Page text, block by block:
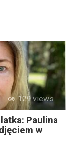
129 views
Paulina
w